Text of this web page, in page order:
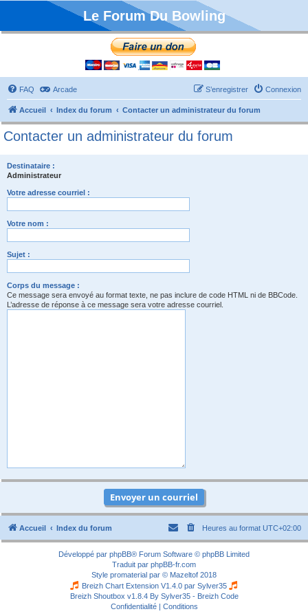
Le Forum Du Bowling
FAQ Arcade Connexion
S’enregistrer
Accueil Index du forum Contacter un administrateur du forum
Contacter un administrateur du forum
Destinataire :
Administrateur
Votre adresse courriel :
Votre nom :
Sujet :
Corps du message :
Ce message sera envoyé au format texte, ne pas inclure de code HTML ni de BBCode.
L’adresse de réponse à ce message sera votre adresse courriel.
Accueil Index du forum Heures au format UTC+02:00
Développé par phpBB® Forum Software © phpBB Limited
Traduit par phpBB-fr.com
Style promaterial par © Mazeltof 2018
Breizh Chart Extension V1.4.0 par Sylver35
Breizh Shoutbox v1.8.4 By Sylver35 - Breizh Code
Confidentialité| Conditions